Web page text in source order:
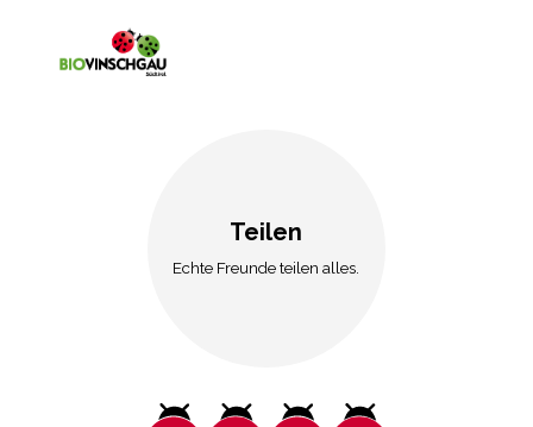
Teilen
Echte Freunde teilen alles.